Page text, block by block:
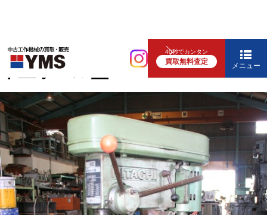
40秒でカンタン
買取無料査定 メニュー
中ぐり・ボール盤
卓上ボール盤